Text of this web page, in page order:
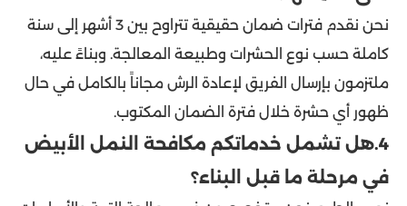
نحن نقدم فترات ضمان حقيقية تتراوح بين 3 أشهر إلى سنة
كاملة حسب نوع الحشرات وطبيعة المعالجة. وبناءً عليه،
ملتزمون بإرسال الفريق لإعادة الرش مجاناً بالكامل في حال
ظهور أي حشرة خلال فترة الضمان المكتوب.
4.هل تشمل خدماتكم مكافحة النمل الأبيض
في مرحلة ما قبل البناء؟